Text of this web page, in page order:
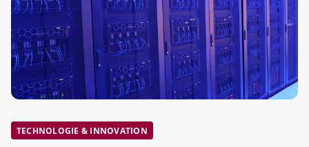
TECHNOLOGIE & INNOVATION